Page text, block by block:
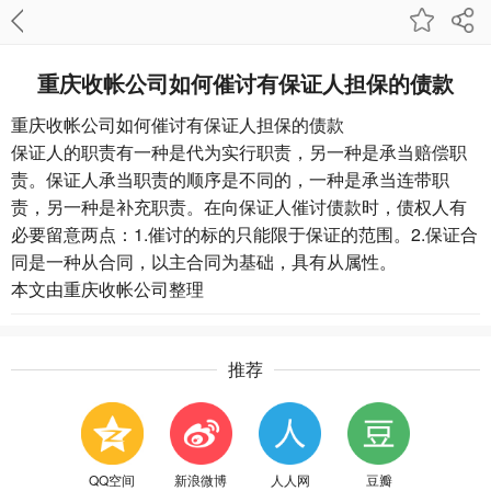
重庆收帐公司​如何催讨有保证人担保的债款
重庆收帐公司如何催讨有保证人担保的债款
保证人的职责有一种是代为实行职责，另一种是承当赔偿职
责。保证人承当职责的顺序是不同的，一种是承当连带职
责，另一种是补充职责。在向保证人催讨债款时，债权人有
必要留意两点：1.催讨的标的只能限于保证的范围。2.保证合
同是一种从合同，以主合同为基础，具有从属性。
本文由重庆收帐公司整理
推荐
QQ空间 新浪微博 人人网 豆瓣